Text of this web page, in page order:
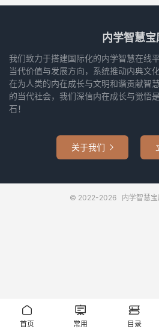
内学智慧宝
我们致力于搭建国际化的内学智慧在线
当代价值与发展方向，系统推动内典文
在为人类的内在成长与文明和谐贡献智
的当代社会，我们深信内在成长与觉悟
石！
关于我们 
© 2022-2026 内学智慧

首页

常用

目录